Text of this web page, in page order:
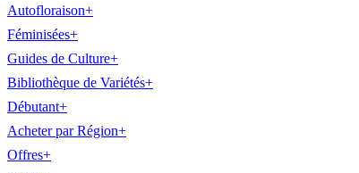
Autofloraison+
Féminisées+
Guides de Culture+
Bibliothèque de Variétés+
Débutant+
Acheter par Région+
Offres+